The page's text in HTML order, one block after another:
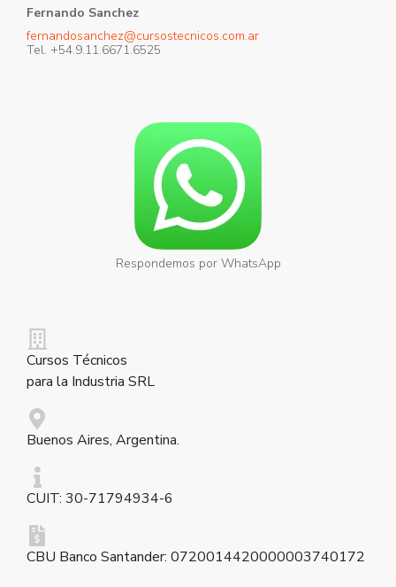
Fernando Sanchez
fernandosanchez@cursostecnicos.com.ar
Tel. +54.9.11.6671.6525
Respondemos por WhatsApp
Cursos Técnicos
para la Industria SRL
Buenos Aires, Argentina.
CUIT: 30-71794934-6
CBU Banco Santander: 0720014420000003740172